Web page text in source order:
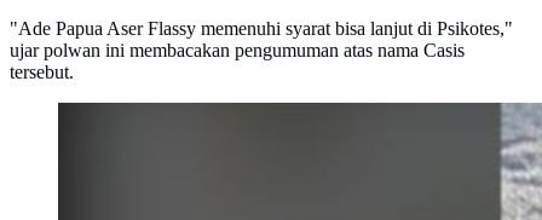
"Ade Papua Aser Flassy memenuhi syarat bisa lanjut di Psikotes,"
ujar polwan ini membacakan pengumuman atas nama Casis
tersebut.